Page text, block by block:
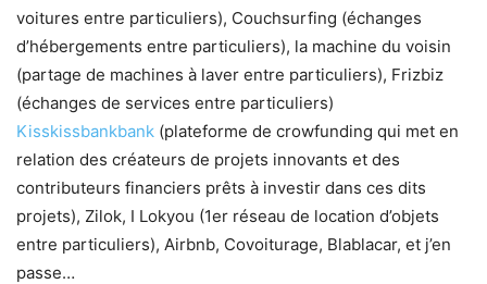
voitures entre particuliers), Couchsurfing (échanges
d’hébergements entre particuliers), la machine du voisin
(partage de machines à laver entre particuliers), Frizbiz
(échanges de services entre particuliers)
Kisskissbankbank (plateforme de crowfunding qui met en
relation des créateurs de projets innovants et des
contributeurs financiers prêts à investir dans ces dits
projets), Zilok, I Lokyou (1er réseau de location d’objets
entre particuliers), Airbnb, Covoiturage, Blablacar, et j’en
passe…